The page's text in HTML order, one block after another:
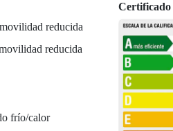
reducida
reducida
frío/calor
Certificado